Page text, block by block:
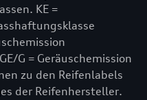
KE =
G = Geräuschemission
zu den Reifenlabels
der Reifenhersteller.